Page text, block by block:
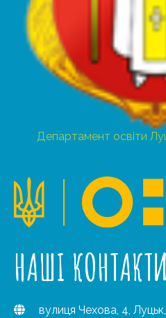
Департамент освіти
НАШІ КОНТАКТИ
вулиця Чехова, 4,